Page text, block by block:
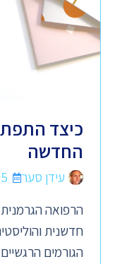
כיצד
החדשה
עידן סער
הרפואה
חדשנית
הגורמים